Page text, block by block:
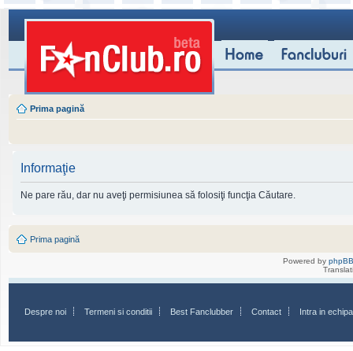
Prima pagină
Informaţie
Ne pare rău, dar nu aveţi permisiunea să folosiţi funcţia Căutare.
Prima pagină
Powered by phpBB
Despre noi Termeni si conditii Best Fanclubber Contact Intra in